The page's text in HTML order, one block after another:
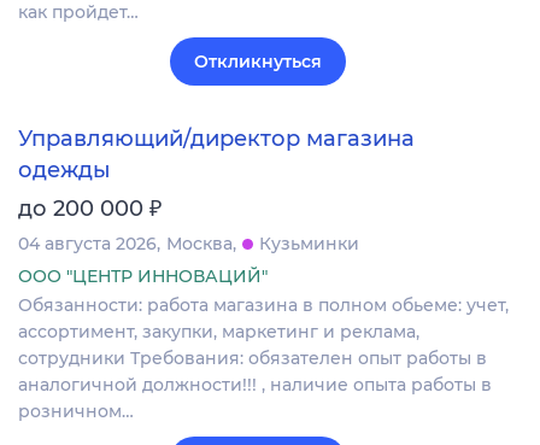
как пройдет…
Откликнуться
Управляющий/директор магазина
одежды
до 200 000 ₽
04 августа 2026 Москва
Кузьминки
ООО "ЦЕНТР ИННОВАЦИЙ"
Обязанности: работа магазина в полном обьеме: учет,
ассортимент, закупки, маркетинг и реклама,
сотрудники Требования: обязателен опыт работы в
аналогичной должности!!! , наличие опыта работы в
розничном…